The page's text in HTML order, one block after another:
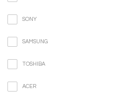
SONY
SAMSUNG
TOSHIBA
ACER